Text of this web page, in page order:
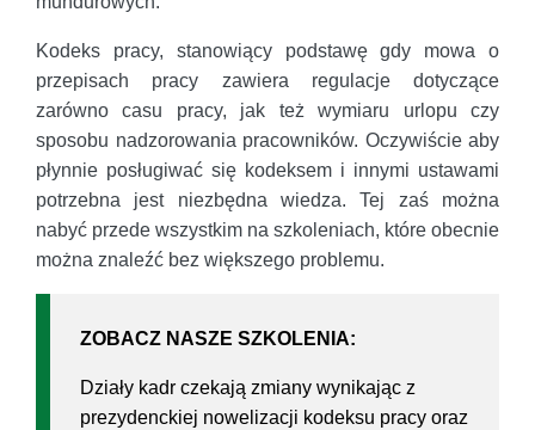
Kodeks pracy, stanowiący podstawę gdy mowa o
przepisach pracy zawiera regulacje dotyczące
zarówno casu pracy, jak też wymiaru urlopu czy
sposobu nadzorowania pracowników. Oczywiście aby
płynnie posługiwać się kodeksem i innymi ustawami
potrzebna jest niezbędna wiedza. Tej zaś można
nabyć przede wszystkim na szkoleniach, które obecnie
można znaleźć bez większego problemu.
ZOBACZ NASZE SZKOLENIA:
Działy kadr czekają zmiany wynikając z
prezydenckiej nowelizacji kodeksu pracy oraz